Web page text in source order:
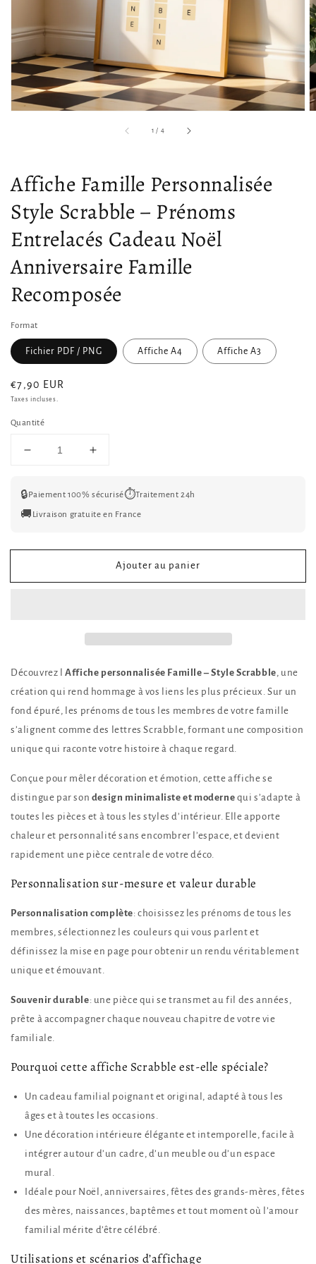
multimédia
dans
la
vue
de
la
galerie
1 / sur
4
Affiche Famille Personnalisée
Style Scrabble – Prénoms
Entrelacés Cadeau Noël
Anniversaire Famille
Recomposée
Format
Fichier PDF / PNG Affiche A4 Affiche A3
Prix
habituel
€7,90 EUR
Taxes incluses.
Quantité
Réduire
de
Affiche
Famille
Recomposée
Augmenter
quantité
de
Affiche
Style
Scrabble
Cadeau
Noël
Famille
Recomposée
🔒Paiement 100% sécurisé⏱️Traitement 24h
🚚 Livraison gratuite en France
Ajouter au panier
Découvrez lAffiche personnalisée Famille – Style Scrabble, une
création qui rend hommage à vos liens les plus précieux. Sur un
fond épuré, les prénoms de tous les membres de votre famille
s’alignent comme des lettres Scrabble, formant une composition
unique qui raconte votre histoire à chaque regard.
Conçue pour mêler décoration et émotion, cette affiche se
distingue par son design minimaliste et moderne qui s’adapte à
toutes les pièces et à tous les styles d’intérieur. Elle apporte
chaleur et personnalité sans encombrer l’espace, et devient
rapidement une pièce centrale de votre déco.
Personnalisation sur-mesure et valeur durable
Personnalisation complète: choisissez les prénoms de tous les
membres, sélectionnez les couleurs qui vous parlent et
définissez la mise en page pour obtenir un rendu véritablement
unique et émouvant.
Souvenir durable: une pièce qui se transmet au fil des années,
prête à accompagner chaque nouveau chapitre de votre vie
familiale.
Pourquoi cette affiche Scrabble est-elle spéciale?
Un cadeau familial poignant et original, adapté à tous les
âges et à toutes les occasions.
Une décoration intérieure élégante et intemporelle, facile à
intégrer autour d’un cadre, d’un meuble ou d’un espace
mural.
Idéale pour Noël, anniversaires, fêtes des grands-mères, fêtes
des mères, naissances, baptêmes et tout moment où l’amour
familial mérite d’être célébré.
Utilisations et scénarios d’affichage